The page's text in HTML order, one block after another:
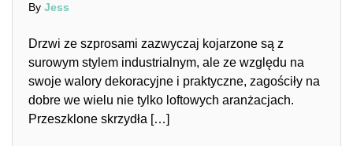
By Jess
Drzwi ze szprosami zazwyczaj kojarzone są z
surowym stylem industrialnym, ale ze względu na
swoje walory dekoracyjne i praktyczne, zagościły na
dobre we wielu nie tylko loftowych aranżacjach.
Przeszklone skrzydła […]